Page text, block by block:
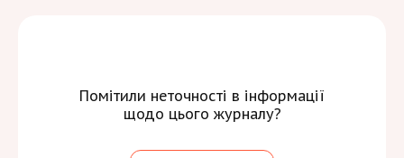
Помітили неточності в інформації
щодо цього журналу?